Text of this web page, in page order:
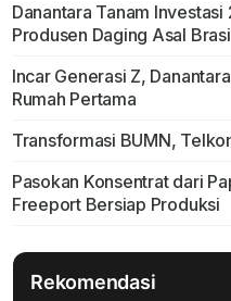
Danantara Tanam
Produsen Daging Asal
Incar Generasi Z,
Rumah Pertama
Transformasi BUMN,
Pasokan Konsentrat dari
Freeport Bersiap Produksi
Rekomendasi